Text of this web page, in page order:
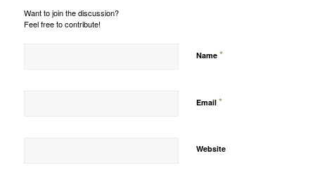
Want to join the discussion?
Feel free to contribute!
Name *
Email *
Website